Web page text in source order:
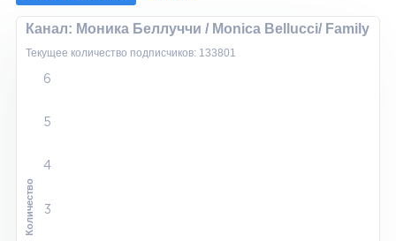
Канал: Моника Беллуччи / Monica Bellucci/ Family
Текущее количество подписчиков: 133801
6
5
4
3
Количество